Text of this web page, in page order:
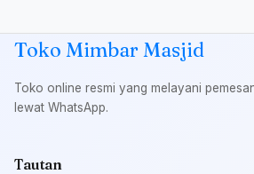
Toko Mimbar Masjid
Toko online resmi yang melayani
lewat WhatsApp.
Tautan